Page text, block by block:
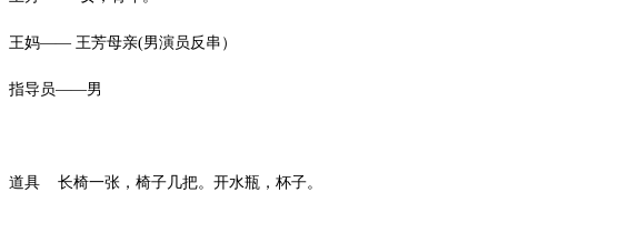
王妈—— 王芳母亲(男演员反串）
指导员——男
道具 长椅一张，椅子几把。开水瓶，杯子。